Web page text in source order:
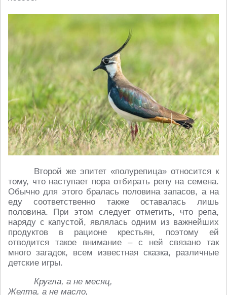
Второй же эпитет «полурепица» относится к
тому, что наступает пора отбирать репу на семена.
Обычно для этого бралась половина запасов, а на
еду соответственно также оставалась лишь
половина. При этом следует отметить, что репа,
наряду с капустой, являлась одним из важнейших
продуктов в рационе крестьян, поэтому ей
отводится такое внимание – с ней связано так
много загадок, всем известная сказка, различные
детские игры.
Кругла, а не месяц,
Желта, а не масло,